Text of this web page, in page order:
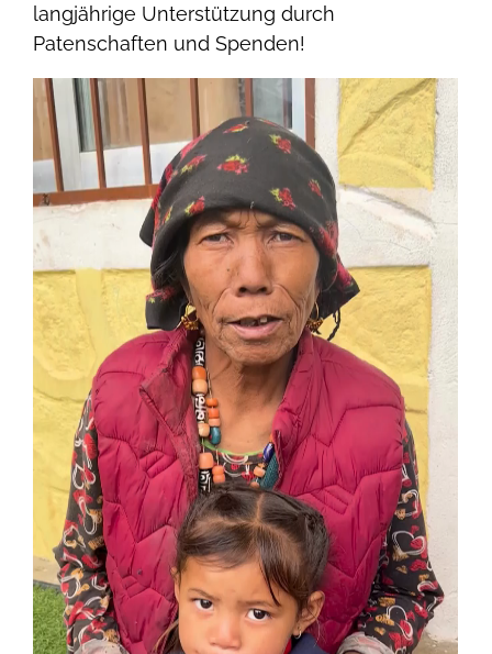
langjährige Unterstützung durch
Patenschaften und Spenden!